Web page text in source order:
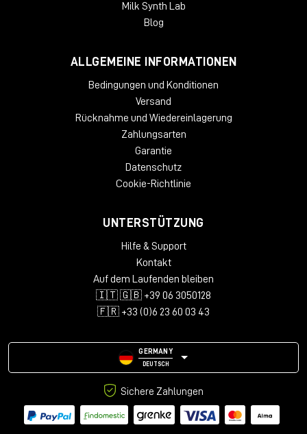
Milk Synth Lab
Blog
ALLGEMEINE INFORMATIONEN
Bedingungen und Konditionen
Versand
Rücknahme und Wiedereinlagerung
Zahlungsarten
Garantie
Datenschutz
Cookie-Richtlinie
UNTERSTÜTZUNG
Hilfe & Support
Kontakt
Auf dem Laufenden bleiben
🇮🇹 🇬🇧 +39 06 3050128
🇫🇷 +33 (0)6 23 60 03 43
GERMANY
DEUTSCH
Sichere Zahlungen